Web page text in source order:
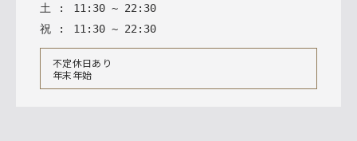
土 : 11 : 30 ~ 22 : 30
祝 : 11 : 30 ~ 22 : 30
不定休日あり
年末年始